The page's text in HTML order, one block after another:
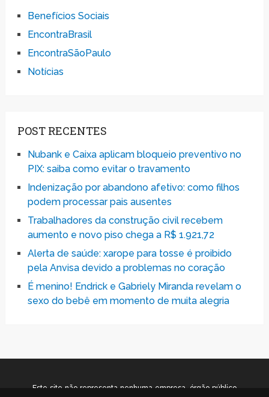
Benefícios Sociais
EncontraBrasil
EncontraSãoPaulo
Notícias
POST RECENTES
Nubank e Caixa aplicam bloqueio preventivo no
PIX: saiba como evitar o travamento
Indenização por abandono afetivo: como filhos
podem processar pais ausentes
Trabalhadores da construção civil recebem
aumento e novo piso chega a R$ 1.921,72
Alerta de saúde: xarope para tosse é proibido
pela Anvisa devido a problemas no coração
É menino! Endrick e Gabriely Miranda revelam o
sexo do bebê em momento de muita alegria
Este site não representa nenhuma empresa, órgão público